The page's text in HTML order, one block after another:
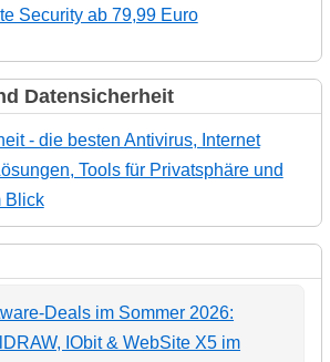
Security ab 79,99 Euro
Datensicherheit
- die besten Antivirus, Internet
Tools für Privatsphäre und
Blick
Deals im Sommer 2026:
IObit & WebSite X5 im